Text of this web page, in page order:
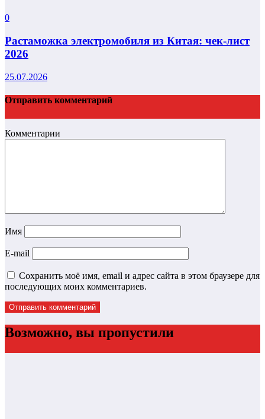
0
Растаможка электромобиля из Китая: чек-лист
2026
25.07.2026
Отправить комментарий
Комментарии
Имя
E-mail
Сохранить моё имя, email и адрес сайта в этом браузере для
последующих моих комментариев.
Возможно, вы пропустили